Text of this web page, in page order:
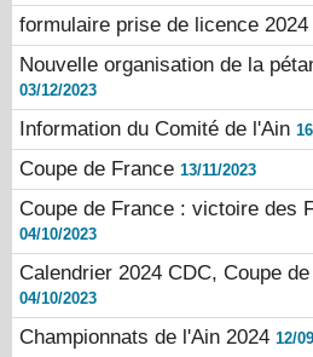
formulaire prise de licence 2024
Nouvelle organisation de la
03/12/2023
Information du Comité de l'Ain
Coupe de France 13/11/2023
Coupe de France : victoire des
04/10/2023
Calendrier 2024 CDC, Coupe
04/10/2023
Championnats de l'Ain 2024 12/